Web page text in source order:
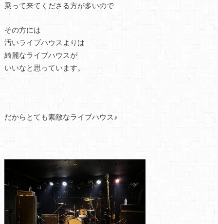
乗って来てくださる方が多いので
その方には
汚いライブハウスよりは
綺麗なライブハウスが
いいなと思っています。
だからとても素敵なライブハウス♪